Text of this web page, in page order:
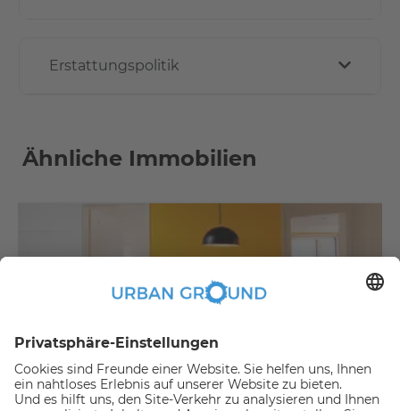
Erstattungspolitik
Ähnliche Immobilien
€479,00 per month
Bezirk Treptow-Köpenick:Bezirk Treptow-Köpenick